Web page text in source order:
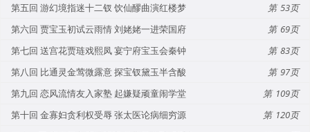
第五回 游幻境指迷十二钗 饮仙醪曲演红楼梦
53
第六回 贾宝玉初试云雨情 刘姥姥一进荣国府
69
第七回 送宫花贾琏戏熙凤 宴宁府宝玉会秦钟
83
第八回 比通灵金莺微露意 探宝钗黛玉半含酸
97
第九回 恋风流情友入家塾 起嫌疑顽童闹学堂
109
第十回 金寡妇贪利权受辱 张太医论病细穷源
120